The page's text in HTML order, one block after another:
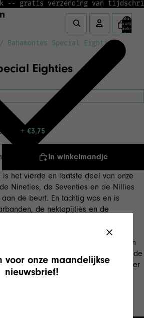
-- gratis verzending van
Totaal
aantal
artikelen in
winkelwagen:
/ Bahamontes Special Eighties
Eighties
+ €3,75
In winkelmandje
is het vierde en laatste deel van onze
Nineties, de Seventies en de Nillies
de beurt. En tachtig was en is
de nektapijtjes en de
koers kende tien prachtige jaren, en
pagina’s. Interviews met Sean
en Quinn Simmons (zo weggelopen
aan de geboorstestreek van Claude
naar de uitvinder van de Bicky Burger
de BRT-jaren van Mark Uytterhoeven
voor onze maandelijkse
nieuwsbrief!